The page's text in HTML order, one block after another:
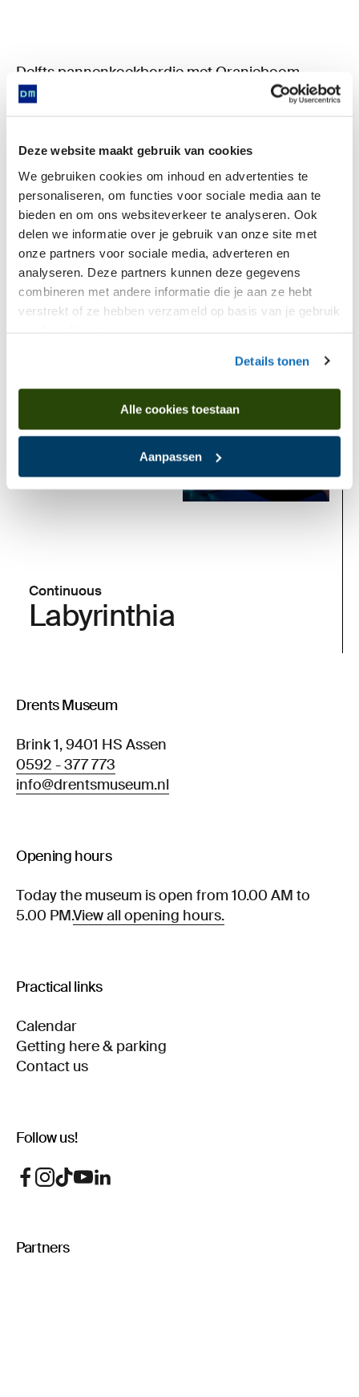
Deze website maakt gebruik van cookies
We gebruiken cookies om inhoud en advertenties te
personaliseren, om functies voor sociale media aan te
bieden en om ons websiteverkeer te analyseren. Ook
delen we informatie over je gebruik van onze site met
onze partners voor sociale media, adverteren en
analyseren. Deze partners kunnen deze gegevens
combineren met andere informatie die je aan ze hebt
verstrekt of ze hebben verzameld op basis van je gebruik
Details tonen
Alle cookies toestaan
Aanpassen
Delfts pannenkoekbordje met Oranjeboom
Is found in
Continuous
Labyrinthia
Drents Museum
Brink 1, 9401 HS Assen
0592 - 377 773
info@drentsmuseum.nl
Opening hours
Today the museum is open from 10.00 AM to
5.00 PM.View all opening hours.
Practical links
Calendar
Getting here & parking
Contact us
Follow us!
Partners